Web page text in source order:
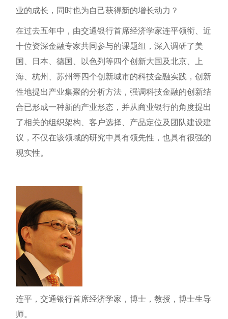
业的成长，同时也为自己获得新的增长动力？
在过去五年中，由交通银行首席经济学家连平领衔、近
十位资深金融专家共同参与的课题组，深入调研了美
国、日本、德国、以色列等四个创新大国及北京、上
海、杭州、苏州等四个创新城市的科技金融实践，创新
性地提出产业集聚的分析方法，强调科技金融的创新结
合已形成一种新的产业形态，并从商业银行的角度提出
了相关的组织架构、客户选择、产品定位及团队建设建
议，不仅在该领域的研究中具有领先性，也具有很强的
现实性。
连平，交通银行首席经济学家，博士，教授，博士生导
师。